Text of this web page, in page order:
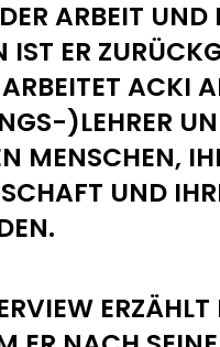
ARBEIT UND
IST ER
ACKI
)LEHRER
MENSCHEN,
UND
ERZÄHLT